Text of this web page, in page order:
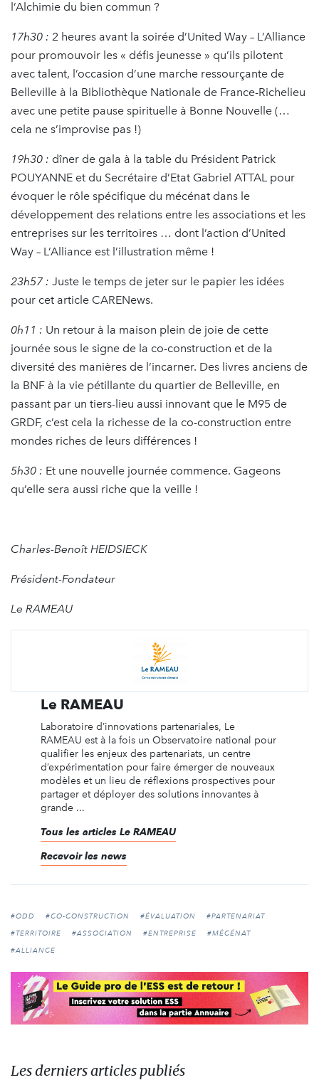
l’Alchimie du bien commun ?
17h30 : 2 heures avant la soirée d’United Way – L’Alliance
pour promouvoir les « défis jeunesse » qu’ils pilotent
avec talent, l’occasion d’une marche ressourçante de
Belleville à la Bibliothèque Nationale de France-Richelieu
avec une petite pause spirituelle à Bonne Nouvelle (…
cela ne s’improvise pas !)
19h30 : dîner de gala à la table du Président Patrick
POUYANNE et du Secrétaire d’Etat Gabriel ATTAL pour
évoquer le rôle spécifique du mécénat dans le
développement des relations entre les associations et les
entreprises sur les territoires … dont l’action d’United
Way – L’Alliance est l’illustration même !
23h57 : Juste le temps de jeter sur le papier les idées
pour cet article CARENews.
0h11 : Un retour à la maison plein de joie de cette
journée sous le signe de la co-construction et de la
diversité des manières de l’incarner. Des livres anciens de
la BNF à la vie pétillante du quartier de Belleville, en
passant par un tiers-lieu aussi innovant que le M95 de
GRDF, c’est cela la richesse de la co-construction entre
mondes riches de leurs différences !
5h30 : Et une nouvelle journée commence. Gageons
qu’elle sera aussi riche que la veille !
Charles-Benoît HEIDSIECK
Président-Fondateur
Le RAMEAU
Le RAMEAU
Laboratoire d’innovations partenariales, Le
RAMEAU est à la fois un Observatoire national pour
qualifier les enjeux des partenariats, un centre
d’expérimentation pour faire émerger de nouveaux
modèles et un lieu de réflexions prospectives pour
partager et déployer des solutions innovantes à
grande ...
Tous les articles Le RAMEAU
Recevoir les news
#ODD #CO-CONSTRUCTION #ÉVALUATION
#PARTENARIAT
#TERRITOIRE
#ASSOCIATION #ENTREPRISE
#MÉCÉNAT
#ALLIANCE
Les derniers articles publiés